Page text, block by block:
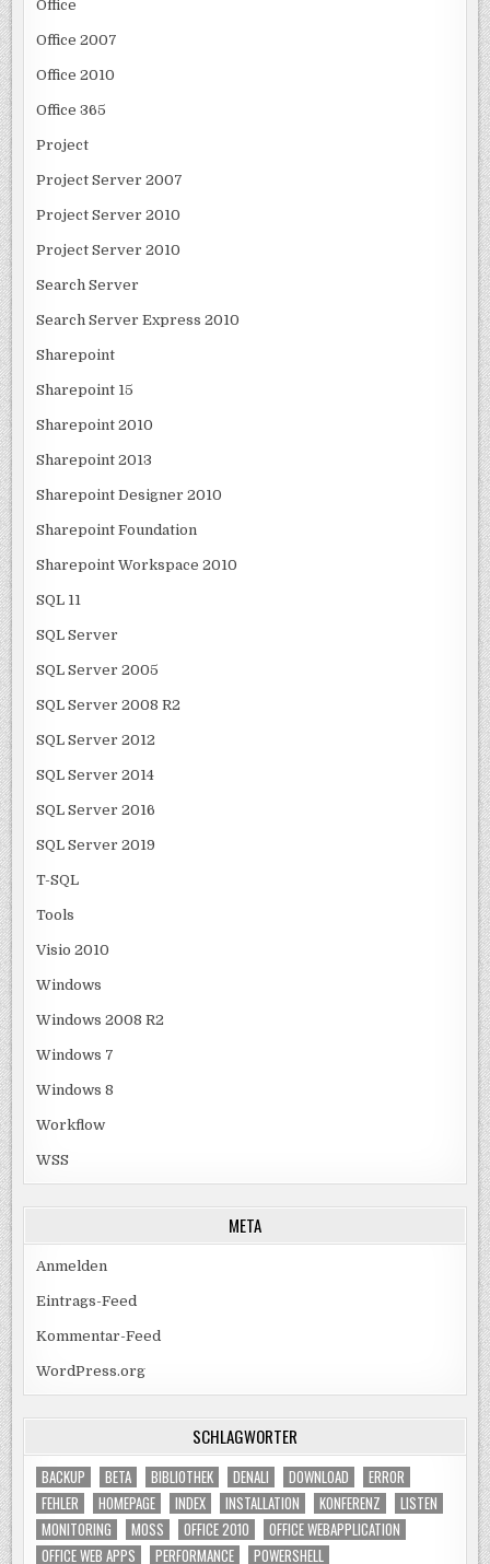
Office
Office 2007
Office 2010
Office 365
Project
Project Server 2007
Project Server 2010
Project Server 2010
Search Server
Search Server Express 2010
Sharepoint
Sharepoint 15
Sharepoint 2010
Sharepoint 2013
Sharepoint Designer 2010
Sharepoint Foundation
Sharepoint Workspace 2010
SQL 11
SQL Server
SQL Server 2005
SQL Server 2008 R2
SQL Server 2012
SQL Server 2014
SQL Server 2016
SQL Server 2019
T-SQL
Tools
Visio 2010
Windows
Windows 2008 R2
Windows 7
Windows 8
Workflow
WSS
META
Anmelden
Eintrags-Feed
Kommentar-Feed
WordPress.org
SCHLAGWÖRTER
BACKUP BETA BIBLIOTHEK DENALI DOWNLOAD
ERROR
FEHLER
HOMEPAGE INDEX INSTALLATION KONFERENZ
LISTEN
MONITORING
MOSS OFFICE 2010
OFFICE WEBAPPLICATION
OFFICE WEB APPS
PERFORMANCE POWERSHELL